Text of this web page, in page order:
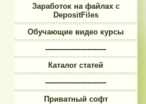
Заработок на файлах с
DepositFiles
Обучающие видео курсы
--------------------------
Каталог статей
--------------------------
Приватный софт